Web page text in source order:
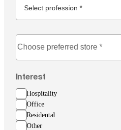
Select profession *
Interest
Hospitality
Office
Residental
Other